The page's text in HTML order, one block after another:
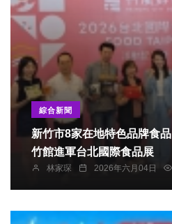
綜合新聞
新竹市8家在地特色品牌食品 共組「竹風好市」新
竹館進軍台北國際食品展
林家琛 2026年六月04日